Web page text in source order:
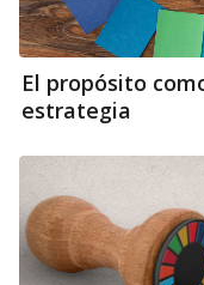
El propósito
estrategia